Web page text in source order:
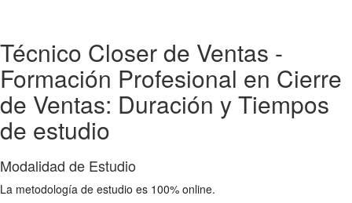
Técnico Closer de Ventas -
Formación Profesional en Cierre
de Ventas: Duración y Tiempos
de estudio
Modalidad de Estudio
La metodología de estudio es 100% online.